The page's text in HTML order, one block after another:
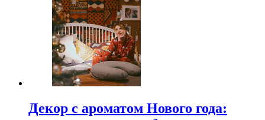
Декор с ароматом Нового года: